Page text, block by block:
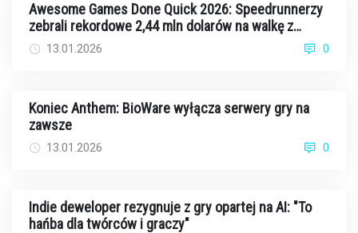
Awesome Games Done Quick 2026: Speedrunnerzy
zebrali rekordowe 2,44 mln dolarów na walkę z
rakiem13.01.2026 0
Koniec Anthem: BioWare wyłącza serwery gry na
zawsze
13.01.2026 0
Indie deweloper rezygnuje z gry opartej na AI: "To
hańba dla twórców i graczy"